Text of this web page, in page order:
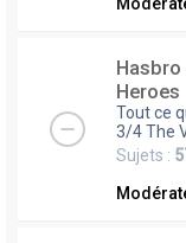
Heroes
Tout ce
3/4 The
Sujets :